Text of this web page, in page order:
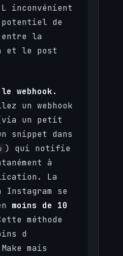
L inconvénient
de
entre la
et le post
webhook.
un webhook
(via un petit
snippet dans
) qui notifie
à
La
se
moins de 10
méthode
d
mais